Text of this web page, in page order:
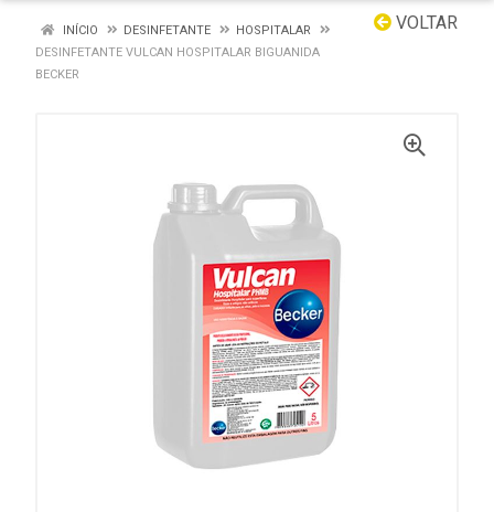
VOLTAR
INÍCIO DESINFETANTE
HOSPITALAR
DESINFETANTE VULCAN HOSPITALAR BIGUANIDA
BECKER